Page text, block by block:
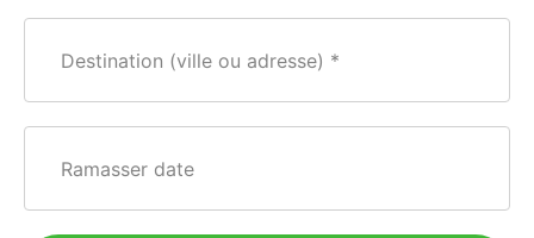
Destination (ville ou adresse)
Ramasser date